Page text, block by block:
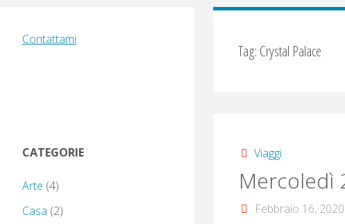
Tag: Crystal Palace
Viaggi
Mercoledì
Febbraio 16, 2020
Contattami
CATEGORIE
Arte (4)
Casa (2)